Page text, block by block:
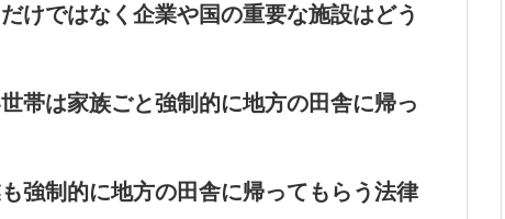
けではなく企業や国の重要な施設はどう
帯は家族ごと強制的に地方の田舎に帰っ
強制的に地方の田舎に帰ってもらう法律